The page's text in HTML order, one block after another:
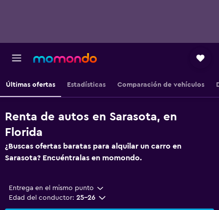
Últimas ofertas Estadísticas Comparación de vehículos
Renta de autos en Sarasota, en
Florida
¿Buscas ofertas baratas para alquilar un carro en
Sarasota? Encuéntralas en momondo.
Entrega en el mismo punto
Edad del conductor: 25-26